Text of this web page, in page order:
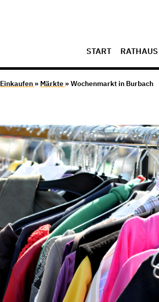
START RATHAUS
Einkaufen » Märkte » Wochenmarkt in Burbach